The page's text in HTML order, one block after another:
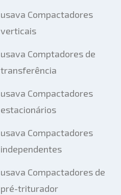
usava Compactadores
verticais
usava Comptadores de
transferência
usava Compactadores
estacionários
usava Compactadores
independentes
usava Compactadores de
pré-triturador